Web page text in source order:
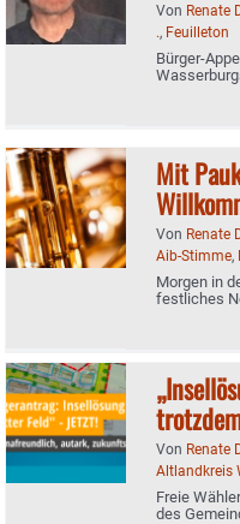
Von Renate
., Feuilleton
Bürger-
Mit
Von Renate
Aib-Stimme,
Morgen in
festliches
Von Renate
Altlandkreis
Freie
des